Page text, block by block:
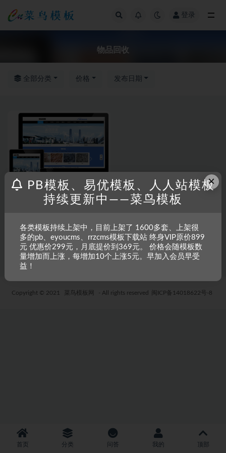
登录
物品回收
全部分类 价格 发布日期
RRZCMS模板
模板(带手机版)
5 年前 50 19.9
Copyright © 2021 菜鸟模板网 - All rights reserved 闽ICP备14018622号-8
首页 分类 问答 我的 顶部
×
PB模板、易优模板、人人站模板
持续更新中——菜鸟模板
各类模板持续上架中，目前上架了 1600多套、上架很
多的pb、eyoucms、rrzcms模板下载站 终身VIP原价899
元 优惠价299元，月底提价到369元。 价格会随模板数
量增加而上涨，每增加10个上涨5元。早加入会员早受
益！